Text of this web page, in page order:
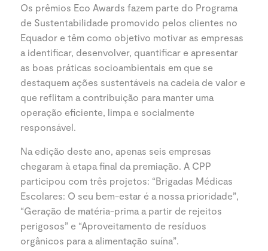
Os prêmios Eco Awards fazem parte do Programa
de Sustentabilidade promovido pelos clientes no
Equador e têm como objetivo motivar as empresas
a identificar, desenvolver, quantificar e apresentar
as boas práticas socioambientais em que se
destaquem ações sustentáveis na cadeia de valor e
que reflitam a contribuição para manter uma
operação eficiente, limpa e socialmente
responsável.
Na edição deste ano, apenas seis empresas
chegaram à etapa final da premiação. A CPP
participou com três projetos: “Brigadas Médicas
Escolares: O seu bem-estar é a nossa prioridade”,
“Geração de matéria-prima a partir de rejeitos
perigosos” e “Aproveitamento de resíduos
orgânicos para a alimentação suína”.